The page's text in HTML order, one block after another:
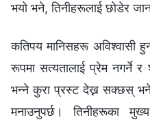
भयो भने, तिनीहरूलाई छोडेर
कतिपय मानिसहरू अविश्‍वासी
रूपमा सत्यतालाई प्रेम नगर्ने
भन्ने कुरा प्रस्ट देख्न सक्छस्
मनाउनुपर्छ। तिनीहरूका